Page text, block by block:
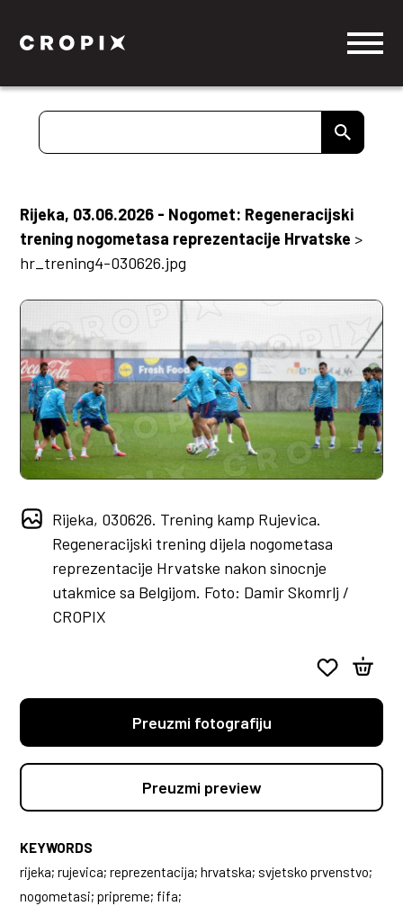
Rijeka, 03.06.2026 - Nogomet: Regeneracijski
trening nogometasa reprezentacije Hrvatske >
hr_trening4-030626.jpg
Rijeka, 030626. Trening kamp Rujevica.
Regeneracijski trening dijela nogometasa
reprezentacije Hrvatske nakon sinocnje
utakmice sa Belgijom. Foto: Damir Skomrlj /
CROPIX
Preuzmi fotografiju
Preuzmi preview
KEYWORDS
rijeka; rujevica; reprezentacija; hrvatska; svjetsko prvenstvo;
nogometasi; pripreme; fifa;